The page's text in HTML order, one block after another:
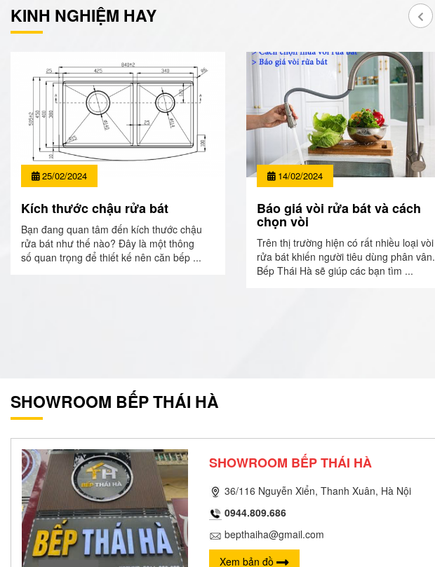
KINH NGHIỆM HAY
25/02/2024
Kích thước chậu rửa bát
Bạn đang quan tâm đến kích thước chậu
rửa bát như thế nào? Đây là một thông
số quan trọng để thiết kế nên căn bếp ...
14/02/2024
Báo giá vòi rửa bát và cách
chọn vòi
Trên thị trường hiện có rất nhiều loại vòi
rửa bát khiến người tiêu dùng phân vân.
Bếp Thái Hà sẽ giúp các bạn tìm ...
SHOWROOM BẾP THÁI HÀ
SHOWROOM BẾP THÁI HÀ
36/116 Nguyễn Xiển, Thanh Xuân, Hà Nội
0944.809.686
bepthaiha@gmail.com
Xem bản đồ